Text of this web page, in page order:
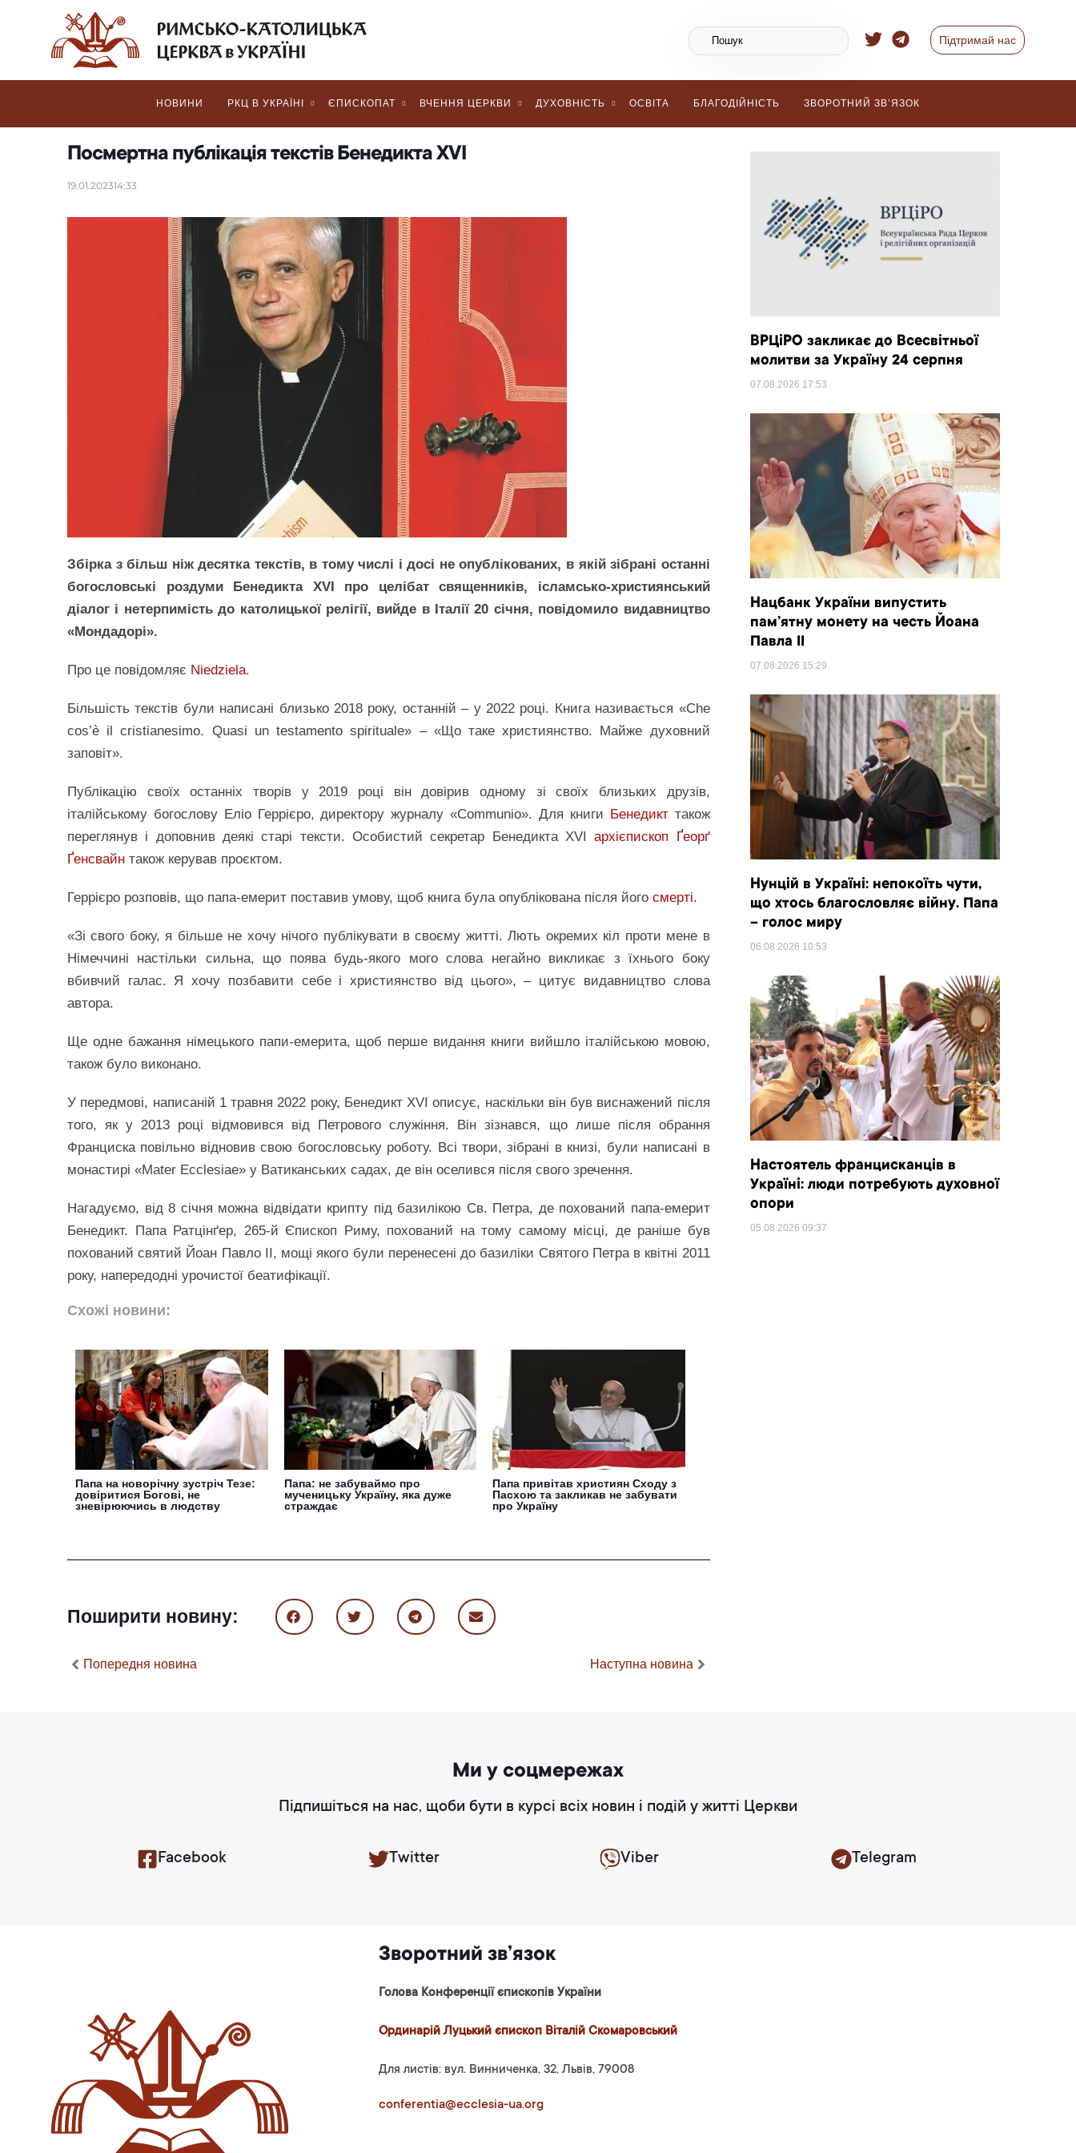
Підтримай нас
НОВИНИ РКЦ В УКРАЇНІ ЄПИСКОПАТ ВЧЕННЯ ЦЕРКВИ ДУХОВНІСТЬ ОСВІТА БЛАГОДІЙНІСТЬ ЗВОРОТНИЙ ЗВ’ЯЗОК
Посмертна публікація текстів Бенедикта XVI
19.01.202314:33
Збірка з більш ніж десятка текстів, в тому числі і досі не опублікованих, в якій зібрані останні
богословські роздуми Бенедикта XVI про целібат священників, ісламсько-християнський
діалог і нетерпимість до католицької релігії, вийде в Італії 20 січня, повідомило видавництво
«Мондадорі».
Про це повідомляє Niedziela.
Більшість текстів були написані близько 2018 року, останній – у 2022 році. Книга називається «Che
cos’è il cristianesimo. Quasi un testamento spirituale» – «Що таке християнство. Майже духовний
заповіт».
Публікацію своїх останніх творів у 2019 році він довірив одному зі своїх близьких друзів,
італійському богослову Еліо Геррієро, директору журналу «Communio». Для книги Бенедикттакож
переглянув і доповнив деякі старі тексти. Особистий секретар Бенедикта XVIархієпископ Ґеорґ
Ґенсвайн також керував проєктом.
Геррієро розповів, що папа-емерит поставив умову, щоб книга була опублікована після його смерті.
«Зі свого боку, я більше не хочу нічого публікувати в своєму житті. Лють окремих кіл проти мене в
Німеччині настільки сильна, що поява будь-якого мого слова негайно викликає з їхнього боку
вбивчий галас. Я хочу позбавити себе і християнство від цього», – цитує видавництво слова
автора.
Ще одне бажання німецького папи-емерита, щоб перше видання книги вийшло італійською мовою,
також було виконано.
У передмові, написаній 1 травня 2022 року, Бенедикт XVI описує, наскільки він був виснажений після
того, як у 2013 році відмовився від Петрового служіння. Він зізнався, що лише після обрання
Франциска повільно відновив свою богословську роботу. Всі твори, зібрані в книзі, були написані в
монастирі «Mater Ecclesiae» у Ватиканських садах, де він оселився після свого зречення.
Нагадуємо, від 8 січня можна відвідати крипту під базилікою Св. Петра, де похований папа-емерит
Бенедикт. Папа Ратцінґер, 265-й Єпископ Риму, похований на тому самому місці, де раніше був
похований святий Йоан Павло ІІ, мощі якого були перенесені до базиліки Святого Петра в квітні 2011
року, напередодні урочистої беатифікації.
Схожі новини:
Папа на новорічну зустріч Тезе:
довіритися Богові, не
зневірюючись в людству
Папа: не забуваймо про
мученицьку Україну, яка дуже
страждає
Папа привітав християн Сходу з
Пасхою та закликав не забувати
про Україну
Поширити новину:
Попередня новина Наступна новина
ВРЦіРО закликає до Всесвітньої
молитви за Україну 24 серпня
07.08.2026 17:53
Нацбанк України випустить
пам’ятну монету на честь Йоана
Павла II
07.08.2026 15:29
Нунцій в Україні: непокоїть чути,
що хтось благословляє війну. Папа
– голос миру
06.08.2026 10:53
Настоятель францисканців в
Україні: люди потребують духовної
опори
05.08.2026 09:37
Ми у соцмережах
Підпишіться на нас, щоби бути в курсі всіх новин і подій у житті Церкви
Facebook Twitter Viber Telegram
Зворотний зв’язок
Голова Конференції єпископів України
Ординарій Луцький єпископ Віталій Скомаровський
Для листів: вул. Винниченка, 32, Львів, 79008
conferentia@ecclesia-ua.org